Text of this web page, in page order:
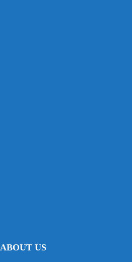
ABOUT US